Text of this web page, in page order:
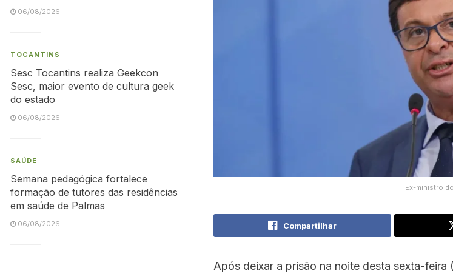
Ex-ministro
Compartilhar
Após deixar a prisão na noite desta sexta-feira
06/08/2026
TOCANTINS
Sesc Tocantins realiza Geekcon
Sesc, maior evento de cultura geek
do estado
06/08/2026
SAÚDE
Semana pedagógica fortalece
formação de tutores das residências
em saúde de Palmas
06/08/2026